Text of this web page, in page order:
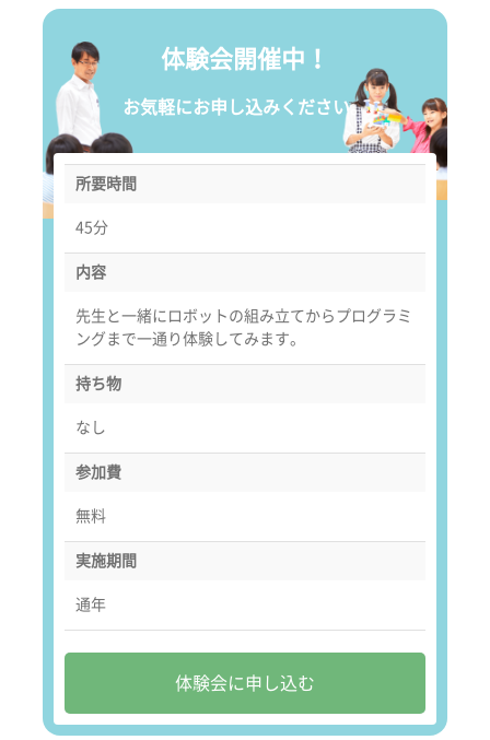
体験会開催中！
お気軽にお申し込みください。
所要時間
45分
内容
先生と一緒にロボットの組み立てからプログラミ
ングまで一通り体験してみます。
持ち物
なし
参加費
無料
実施期間
通年
体験会に申し込む